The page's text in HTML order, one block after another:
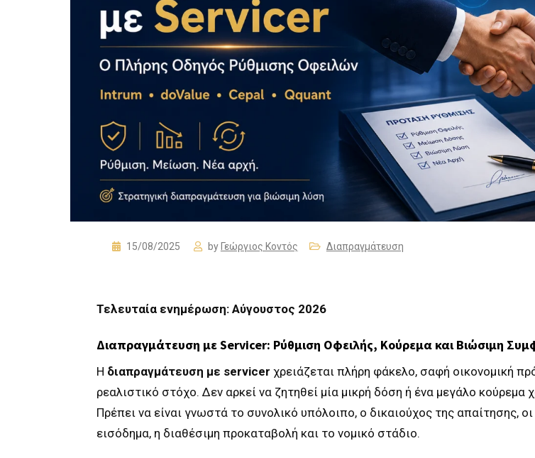
15/08/2025 by Γεώργιος Κοντός Διαπραγμάτευση
Τελευταία ενημέρωση: Αύγουστος 2026
Διαπραγμάτευση με Servicer: Ρύθμιση Οφειλής, Κούρεμα και Βιώσιμη
Η διαπραγμάτευση με servicer χρειάζεται πλήρη φάκελο, σαφή οικονομική
ρεαλιστικό στόχο. Δεν αρκεί να ζητηθεί μία μικρή δόση ή ένα μεγάλο κούρεμα
Πρέπει να είναι γνωστά το συνολικό υπόλοιπο, ο δικαιούχος της απαίτησης,
εισόδημα, η διαθέσιμη προκαταβολή και το νομικό στάδιο.